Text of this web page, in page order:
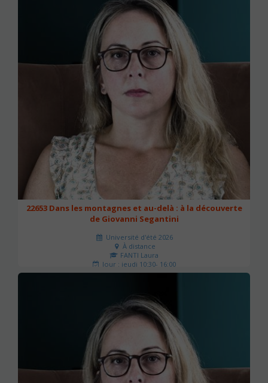
22653 Dans les montagnes et au-delà : à la découverte
de Giovanni Segantini
Université d'été 2026
À distance
FANTI Laura
Jour : jeudi 10:30- 16:00
Nombre de séances : 1